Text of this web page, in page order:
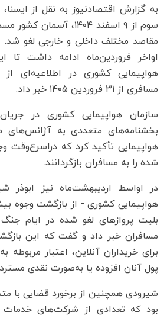
به گزارش اقتصادنیوز به نقل از
سوم از ۹ اسفند ۱۴۰۴،
مقاصد مختلف داخلی و خارجی لغو شد.
اواخر فروردین‌ماه ادامه داشت تا
هواپیمایی کشوری در اطلاعیه‌ای
مسافری از ۳۱ فروردین‌ ۱۴۰۵ خبر داد.
سازمان هواپیمایی کشوری در
بخشنامه‌های متعددی به
هواپیمایی تأکید کرد که دراسرع‌وقت
شده را به مسافران بازگردانند.
در اواسط اردیبهشت‌ماه نیز ابوذر
بلیت‌ پروازهای لغو شده در ایام
مسافران خبر داد و گفت که این
برای خریداران آنلاین، اعتبار
پول آنان افزوده یا به‌صورت نقدی
شیرودی همچنین از برخورد قضایی با
بود که تعدادی از شرکت‌های خدمات